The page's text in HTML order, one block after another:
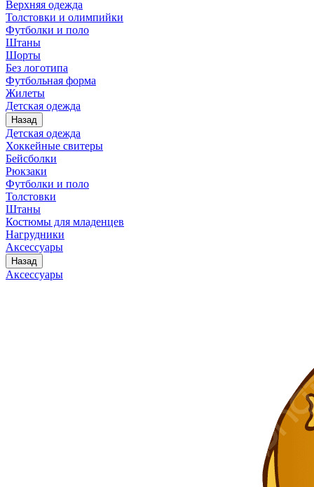
Верхняя одежда
Толстовки и олимпийки
Футболки и поло
Штаны
Шорты
Без логотипа
Футбольная форма
Жилеты
Детская одежда
Назад
Детская одежда
Хоккейные свитеры
Бейсболки
Рюкзаки
Футболки и поло
Толстовки
Штаны
Костюмы для младенцев
Нагрудники
Аксессуары
Назад
Аксессуары